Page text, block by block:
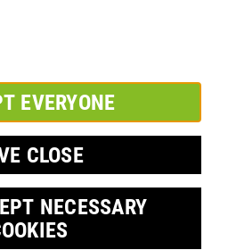
EVERYONE
CLOSE
NECESSARY